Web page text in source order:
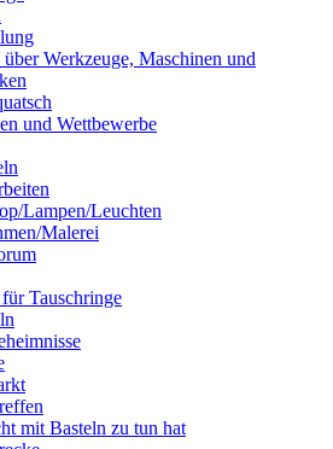
über Werkzeuge, Maschinen und
und Wettbewerbe
Lampen/Leuchten
Malerei
Tauschringe
mit Basteln zu tun hat